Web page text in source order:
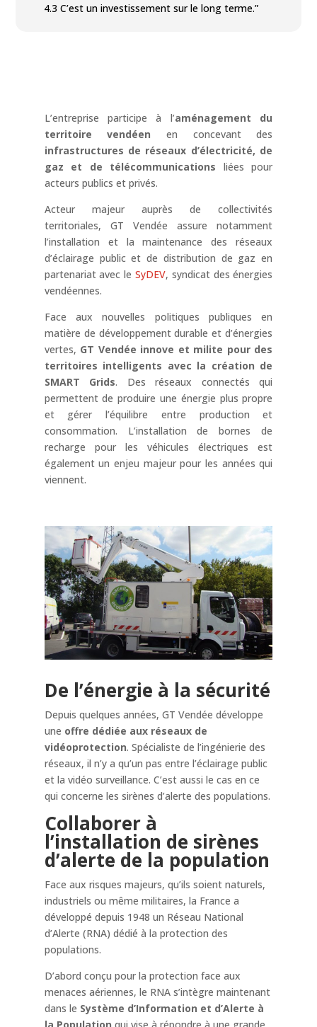
4.3 C’est un investissement sur le long terme.”
L’entreprise participe à l’aménagement du
territoire vendéen en concevant des
infrastructures de réseaux d’électricité, de
gaz et de télécommunications liées pour
acteurs publics et privés.
Acteur majeur auprès de collectivités
territoriales, GT Vendée assure notamment
l’installation et la maintenance des réseaux
d’éclairage public et de distribution de gaz en
partenariat avec le SyDEV, syndicat des énergies
vendéennes.
Face aux nouvelles politiques publiques en
matière de développement durable et d’énergies
vertes, GT Vendée innove et milite pour des
territoires intelligents avec la création de
SMART Grids. Des réseaux connectés qui
permettent de produire une énergie plus propre
et gérer l’équilibre entre production et
consommation. L’installation de bornes de
recharge pour les véhicules électriques est
également un enjeu majeur pour les années qui
viennent.
De l’énergie à la sécurité
Depuis quelques années, GT Vendée développe
une offre dédiée aux réseaux de
vidéoprotection. Spécialiste de l’ingénierie des
réseaux, il n’y a qu’un pas entre l’éclairage public
et la vidéo surveillance. C’est aussi le cas en ce
qui concerne les sirènes d’alerte des populations.
Collaborer à
l’installation de sirènes
d’alerte de la population
Face aux risques majeurs, qu’ils soient naturels,
industriels ou même militaires, la France a
développé depuis 1948 un Réseau National
d’Alerte (RNA) dédié à la protection des
populations.
D’abord conçu pour la protection face aux
menaces aériennes, le RNA s’intègre maintenant
dans le Système d’Information et d’Alerte à